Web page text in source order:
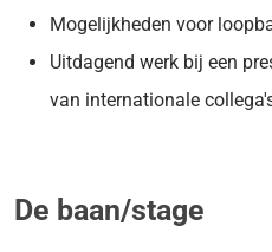
Mogelijkheden voor
Uitdagend werk bij een
van internationale
De baan/stage